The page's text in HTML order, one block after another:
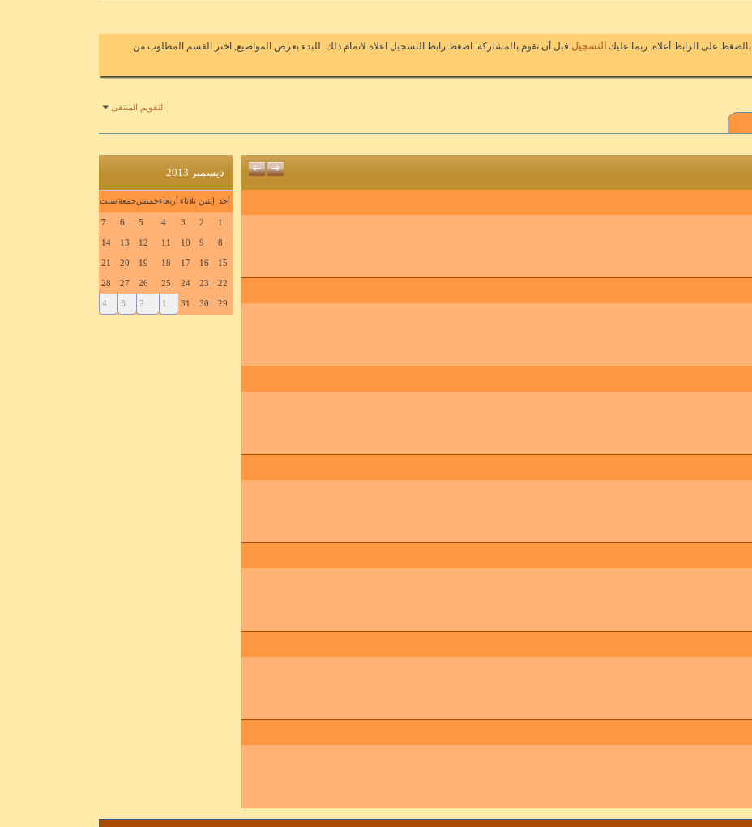
بالضغط على الرابط أعلاه. ربما عليك التسجيل قبل أن تقوم بالمشاركة: اضغط رابط التسجيل اعلاه لاتمام ذلك. للبدء بعرض المواضيع, اختر القسم المطلوب من
التقويم المنتقى
→
← ديسمبر 2013
أحد إثنين ثلاثاء أربعاءخميسجمعة سبت
1
2
3
4
5
6
7
8
9
10
11
12
13
14
15
16
17
18
19
20
21
22
23
24
25
26
27
28
29
30
31
1
2
3
4